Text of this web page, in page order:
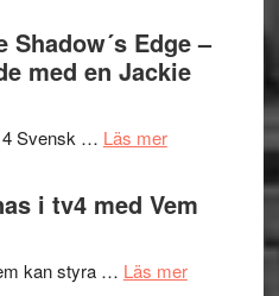
Pöntinen
avslutar
Scensommar
in
till
och
Edge –
med en Jackie
4 Svensk … Läs merom
Shadow
Edge
i tv4 med Vem
kan styra … Läs merom